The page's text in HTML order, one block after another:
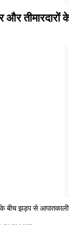
बीच झड़प से